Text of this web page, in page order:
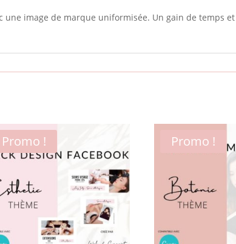
image de marque uniformisée. Un gain de temps et
Promo ! Promo !